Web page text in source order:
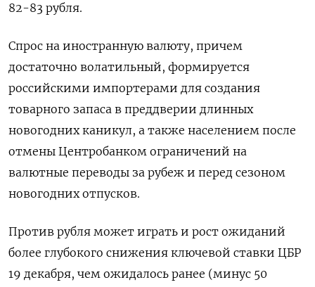
82-83 рубля.
Спрос на иностранную валюту, причем
достаточно волатильный, формируется
российскими импортерами для создания
товарного запаса в преддверии длинных
новогодних каникул, а также населением после
отмены Центробанком ограничений на
валютные переводы за рубеж и перед сезоном
новогодних отпусков.
Против рубля может играть и рост ожиданий
более глубокого снижения ключевой ставки ЦБР
19 декабря, чем ожидалось ранее (минус 50